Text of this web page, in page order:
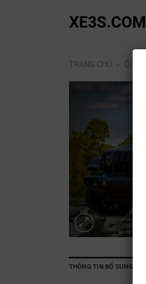
XE3S.COM
TRANG CHỦ Ô TÔ
THÔNG TIN BỔ SUNG